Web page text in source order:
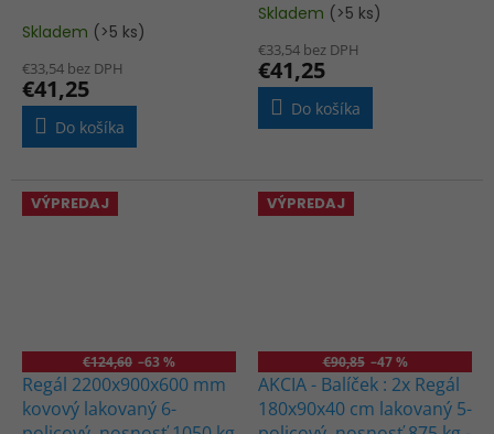
Skladem (>5 ks)
€33,54 bez DPH
€41,25
Do košíka
Priemerné
produktu
je
3,0
Skladem (>5 ks)
€33,54 bez DPH
€41,25
Do košíka
VÝPREDAJ
€124,60 –63 %
Regál 2200x900x600 mm
kovový lakovaný 6-
VÝPREDAJ
€90,85 –47 %
AKCIA - Balíček : 2x Regál
180x90x40 cm lakovaný 5-